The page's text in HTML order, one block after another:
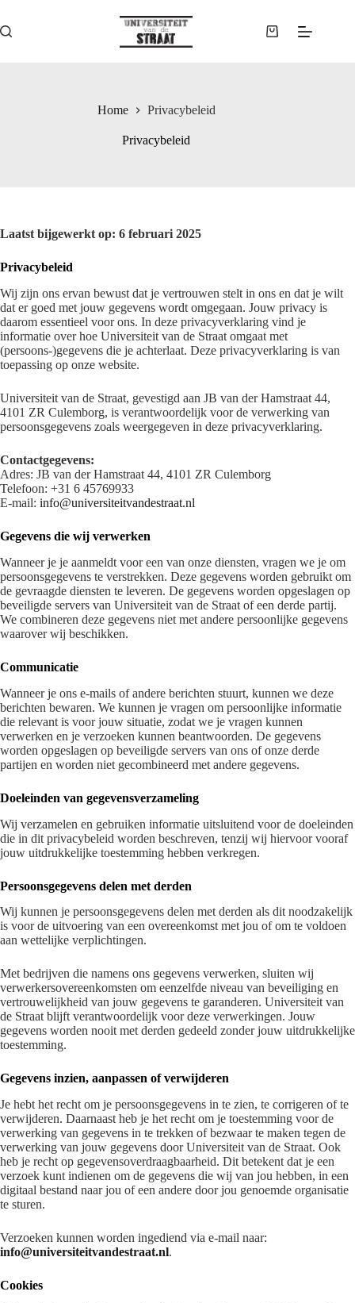
de
Winkelwagen
Home Privacybeleid
Privacybeleid
Laatst bijgewerkt op: 6 februari 2025
Privacybeleid
Wij zijn ons ervan bewust dat je vertrouwen stelt in ons en dat je wilt
dat er goed met jouw gegevens wordt omgegaan. Jouw privacy is
daarom essentieel voor ons. In deze privacyverklaring vind je
informatie over hoe Universiteit van de Straat omgaat met
(persoons-)gegevens die je achterlaat. Deze privacyverklaring is van
toepassing op onze website.
Universiteit van de Straat, gevestigd aan JB van der Hamstraat 44,
4101 ZR Culemborg, is verantwoordelijk voor de verwerking van
persoonsgegevens zoals weergegeven in deze privacyverklaring.
Contactgegevens:
Adres: JB van der Hamstraat 44, 4101 ZR Culemborg
Telefoon: +31 6 45769933
E-mail: info@universiteitvandestraat.nl
Gegevens die wij verwerken
Wanneer je je aanmeldt voor een van onze diensten, vragen we je om
persoonsgegevens te verstrekken. Deze gegevens worden gebruikt om
de gevraagde diensten te leveren. De gegevens worden opgeslagen op
beveiligde servers van Universiteit van de Straat of een derde partij.
We combineren deze gegevens niet met andere persoonlijke gegevens
waarover wij beschikken.
Communicatie
Wanneer je ons e-mails of andere berichten stuurt, kunnen we deze
berichten bewaren. We kunnen je vragen om persoonlijke informatie
die relevant is voor jouw situatie, zodat we je vragen kunnen
verwerken en je verzoeken kunnen beantwoorden. De gegevens
worden opgeslagen op beveiligde servers van ons of onze derde
partijen en worden niet gecombineerd met andere gegevens.
Doeleinden van gegevensverzameling
Wij verzamelen en gebruiken informatie uitsluitend voor de doeleinden
die in dit privacybeleid worden beschreven, tenzij wij hiervoor vooraf
jouw uitdrukkelijke toestemming hebben verkregen.
Persoonsgegevens delen met derden
Wij kunnen je persoonsgegevens delen met derden als dit noodzakelijk
is voor de uitvoering van een overeenkomst met jou of om te voldoen
aan wettelijke verplichtingen.
Met bedrijven die namens ons gegevens verwerken, sluiten wij
verwerkersovereenkomsten om eenzelfde niveau van beveiliging en
vertrouwelijkheid van jouw gegevens te garanderen. Universiteit van
de Straat blijft verantwoordelijk voor deze verwerkingen. Jouw
gegevens worden nooit met derden gedeeld zonder jouw uitdrukkelijke
toestemming.
Gegevens inzien, aanpassen of verwijderen
Je hebt het recht om je persoonsgegevens in te zien, te corrigeren of te
verwijderen. Daarnaast heb je het recht om je toestemming voor de
verwerking van gegevens in te trekken of bezwaar te maken tegen de
verwerking van jouw gegevens door Universiteit van de Straat. Ook
heb je recht op gegevensoverdraagbaarheid. Dit betekent dat je een
verzoek kunt indienen om de gegevens die wij van jou hebben, in een
digitaal bestand naar jou of een andere door jou genoemde organisatie
te sturen.
Verzoeken kunnen worden ingediend via e-mail naar:
info@universiteitvandestraat.nl.
Cookies